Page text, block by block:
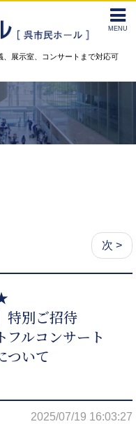
展示室、コンサートまで対応可
次 >
特別ご招待
ルコンサート
いて
2025/07/19 16:03:27
MENU